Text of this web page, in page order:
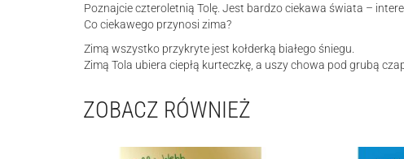
Poznajcie czteroletnią Tolę. Jest bardzo ciekawa świata –
Co ciekawego przynosi zima?
Zimą wszystko przykryte jest kołderką białego śniegu.
Zimą Tola ubiera ciepłą kurteczkę, a uszy chowa pod grubą
ZOBACZ RÓWNIEŻ